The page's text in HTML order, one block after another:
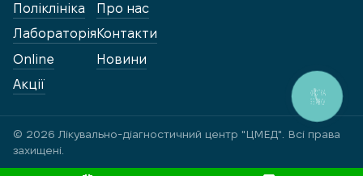
Поліклініка
Лабораторія
Online
Акції
Про нас
Контакти
Новини
© 2026 Лікувально-діагностичний центр "ЦМЕД". Всі права
захищені.
КНОПКА
ЗВ'ЯЗКУ